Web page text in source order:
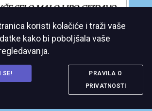
koristi kolačiće i traži vaše
kako bi poboljšala vaše
SE!
PRAVILA O
PRIVATNOSTI